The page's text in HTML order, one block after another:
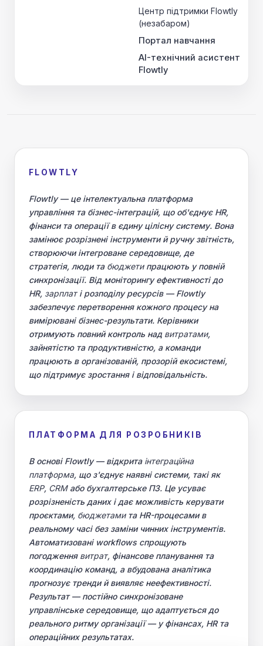
Центр підтримки Flowtly
(незабаром)
Портал навчання
AI-технічний асистент
Flowtly
FLOWTLY
Flowtly — це інтелектуальна платформа
управління та бізнес-інтеграцій, що об'єднує HR,
фінанси та операції в єдину цілісну систему. Вона
замінює розрізнені інструменти й ручну звітність,
створюючи інтегроване середовище, де
стратегія, люди та бюджетипрацюють у повній
синхронізації. Від моніторингу ефективності до
HR, зарплаті розподілу ресурсів — Flowtly
забезпечує перетворення кожного процесу на
вимірювані бізнес-результати. Керівники
отримують повний контроль над витратами,
зайнятістю та продуктивністю, а команди
працюють в організованій, прозорій екосистемі,
що підтримує зростання і відповідальність.
ПЛАТФОРМА ДЛЯ РОЗРОБНИКІВ
В основі Flowtly — відкрита інтеграційна
платформа, що з'єднує наявні системи, такі як
ERP, CRMабо бухгалтерське ПЗ. Це усуває
розрізненість даних і дає можливість керувати
проєктами, бюджетамита HR-процесами в
реальному часі без заміни чинних інструментів.
Автоматизовані workflows спрощують
погодження витрат, фінансове планування та
координацію команд, а вбудована аналітика
прогнозує тренди й виявляє неефективності.
Результат — постійно синхронізоване
управлінське середовище, що адаптується до
реального ритму організації — у фінансах, HR та
операційних результатах.